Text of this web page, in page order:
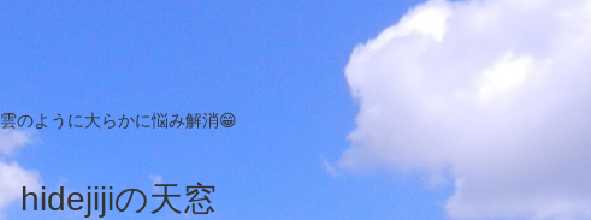
雲のように大らかに悩み解消😁
hidejijiの天窓